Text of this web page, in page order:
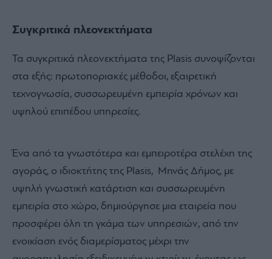
Συγκριτικά πλεονεκτήματα
Τα συγκριτικά πλεονεκτήματα της Plasis συνοψίζονται
στα εξής: πρωτοποριακές μέθοδοι, εξαιρετική
τεχνογνωσία, συσσωρευμένη εμπειρία χρόνων και
υψηλού επιπέδου υπηρεσίες.
Ένα από τα γνωστότερα και εμπειροτέρα στελέχη της
αγοράς, ο ιδιοκτήτης της Plasis, Μηνάς Δήμος, με
υψηλή γνωστική κατάρτιση και συσσωρευμένη
εμπειρία στο χώρο, δημιούργησε μια εταιρεία που
προσφέρει όλη τη γκάμα των υπηρεσιών, από την
ενοικίαση ενός διαμερίσματος μέχρι την